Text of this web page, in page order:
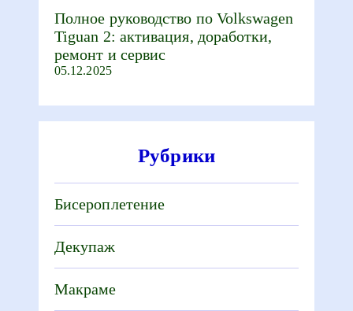
Полное руководство по Volkswagen
Tiguan 2: активация, доработки,
ремонт и сервис
05.12.2025
Рубрики
Бисероплетение
Декупаж
Макраме